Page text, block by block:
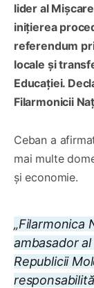
lider al
inițierea
referendum
locale și
Educației.
Filarmonicii
Ceban a
mai multe
și economie.
„Filarmonica
ambasador
Republicii